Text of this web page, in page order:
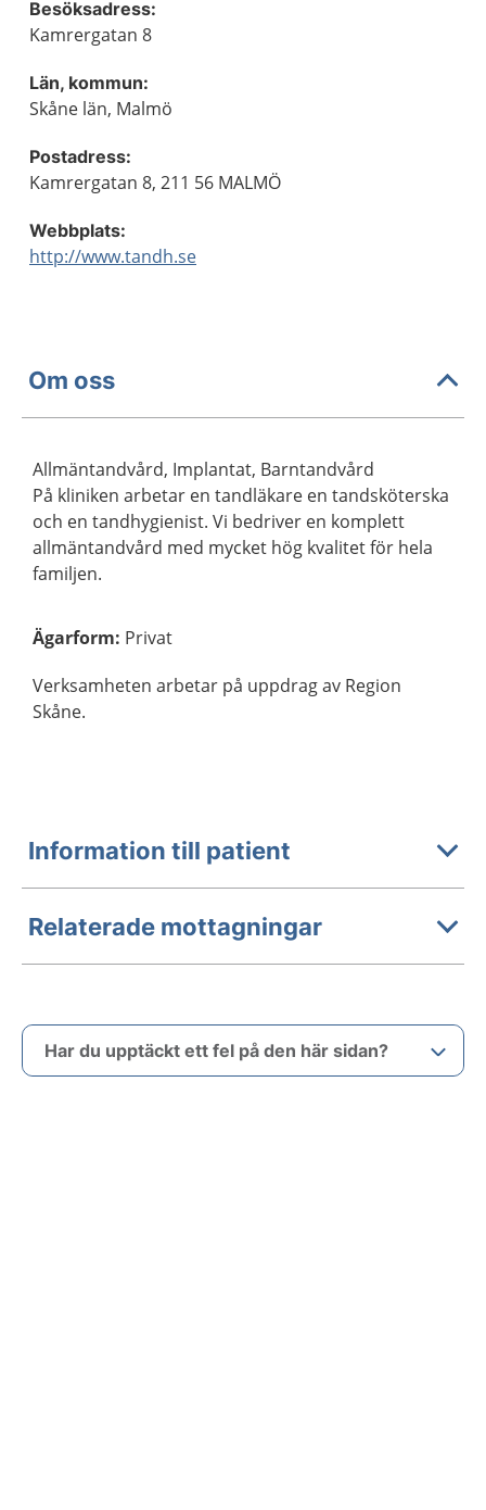
Besöksadress:
Kamrergatan 8
Län, kommun:
Skåne län, Malmö
Postadress:
Kamrergatan 8, 211 56 MALMÖ
Webbplats:
http://www.tandh.se
Om oss
Allmäntandvård, Implantat, Barntandvård
På kliniken arbetar en tandläkare en tandsköterska
och en tandhygienist. Vi bedriver en komplett
allmäntandvård med mycket hög kvalitet för hela
familjen.
Ägarform: Privat
Verksamheten arbetar på uppdrag av Region
Skåne.
Information till patient
Relaterade mottagningar
Har du upptäckt ett fel på den här sidan?